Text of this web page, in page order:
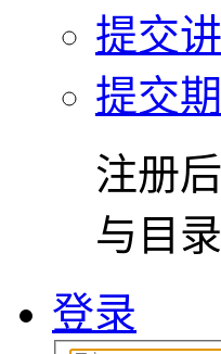
提交
提交
注册
与目
登录